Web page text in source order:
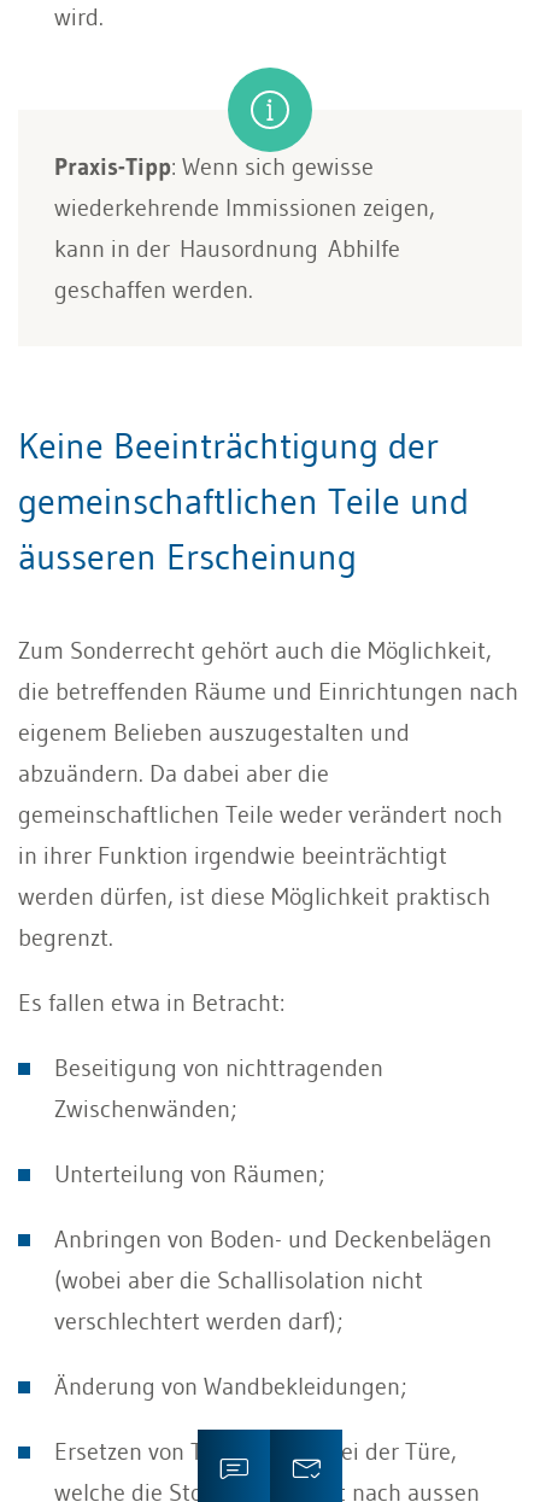
wird.
Praxis-Tipp: Wenn sich gewisse
wiederkehrende Immissionen zeigen,
kann in der Hausordnung Abhilfe
geschaffen werden.
Keine Beeinträchtigung der
gemeinschaftlichen Teile und
äusseren Erscheinung
Zum Sonderrecht gehört auch die Möglichkeit,
die betreffenden Räume und Einrichtungen nach
eigenem Belieben auszugestalten und
abzuändern. Da dabei aber die
gemeinschaftlichen Teile weder verändert noch
in ihrer Funktion irgendwie beeinträchtigt
werden dürfen, ist diese Möglichkeit praktisch
begrenzt.
Es fallen etwa in Betracht:
Beseitigung von nichttragenden
Zwischenwänden;
Unterteilung von Räumen;
Anbringen von Boden- und Deckenbelägen
(wobei aber die Schallisolation nicht
verschlechtert werden darf);
Änderung von Wandbekleidungen;
Ersetzen von Türen, wobei bei der Türe,
welche die Stockwerkeinheit nach aussen